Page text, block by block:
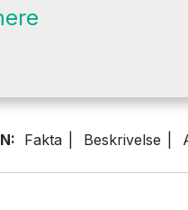
Fakta Beskrivelse